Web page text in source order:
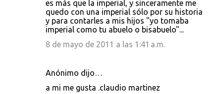
es más que la imperial, y sinceramente me
quedo con una imperial sólo por su historia
y para contarles a mis hijos "yo tomaba
imperial como tu abuelo o bisabuelo"...
8 de mayo de 2011 a las 1:41 a.m.
Anónimo dijo…
a mi me gusta .claudio martinez